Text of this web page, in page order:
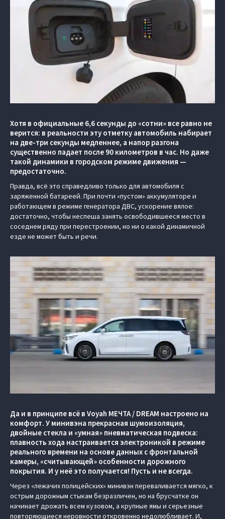
Хотя в официальные 6,6 секунды до «сотни» все равно не
верится: в реальности эту отметку автомобиль набирает
на две-три секунды медленнее, а напор разгона
существенно падает после 90 километров в час. Но даже
такой динамики в городском режиме движения —
предостаточно.
Правда, всё это справедливо только для автомобиля с
заряженной батареей. При почти «пустом» аккумуляторе и
работающем в режиме генератора ДВС, ускорение вялое:
достаточно, чтобы неспеша занять освободившееся место в
соседнем ряду при перестроении, но ни о какой динамичной
езде не может быть и речи.
Да и в принципе всё в Voyah МЕЧТА / DREAM настроено на
комфорт. У минивэна прекрасная шумоизоляция,
двойные стекла и «умная» пневматическая подвеска:
плавность хода настраивается электроникой в режиме
реального времени на основе данных с фронтальной
камеры, «считывающей» особенности дорожного
покрытия. И у неё это получается! Пусть и не всегда.
Через «лежачих полицейских» минивэн переваливается мягко, к
острым дорожным стыкам безразличен, но на брусчатке он
начинает дрожать всем кузовом, а крупные ямы и серьезные
повторяющиеся неровности откровенно недолюбливает. И,